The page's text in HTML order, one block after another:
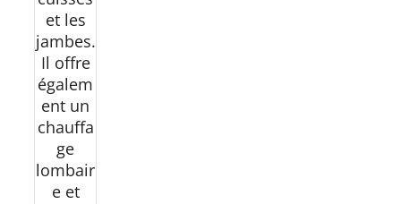
et les
jambes.
Il offre
égalem
ent un
chauffa
ge
lombair
e et